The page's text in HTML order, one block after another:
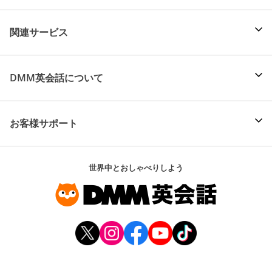
関連サービス
DMM英会話について
お客様サポート
世界中とおしゃべりしよう